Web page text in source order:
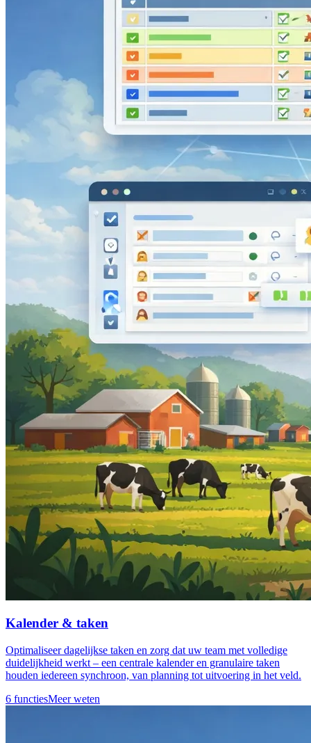
Kalender & taken
Optimaliseer dagelijkse taken en zorg dat uw team met volledige
duidelijkheid werkt – een centrale kalender en granulaire taken
houden iedereen synchroon, van planning tot uitvoering in het veld.
6 functiesMeer weten